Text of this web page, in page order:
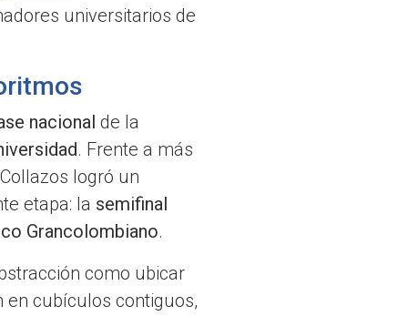
universitarios de
nacional de la
. Frente a más
logró un
etapa: la semifinal
Grancolombiano.
como ubicar
cubículos contiguos,